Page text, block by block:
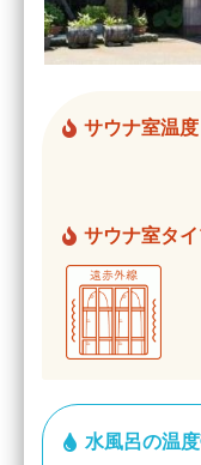
サウナ室温度
サウナ室タ
水風呂の温